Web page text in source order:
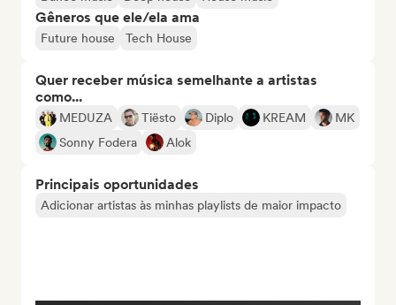
Gêneros que ele/ela ama
Future house Tech House
Quer receber música semelhante a artistas
como...
MEDUZA Tiësto Diplo KREAM
MK
Sonny Fodera
Alok
Principais oportunidades
Adicionar artistas às minhas playlists de maior impacto